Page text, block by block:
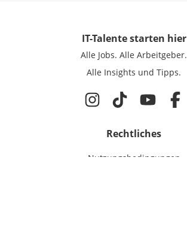
IT-Talentestarten hier
Alle Jobs. Alle Arbeitgeber.
Alle Insights und Tipps.
Rechtliches
Nutzungsbedingungen